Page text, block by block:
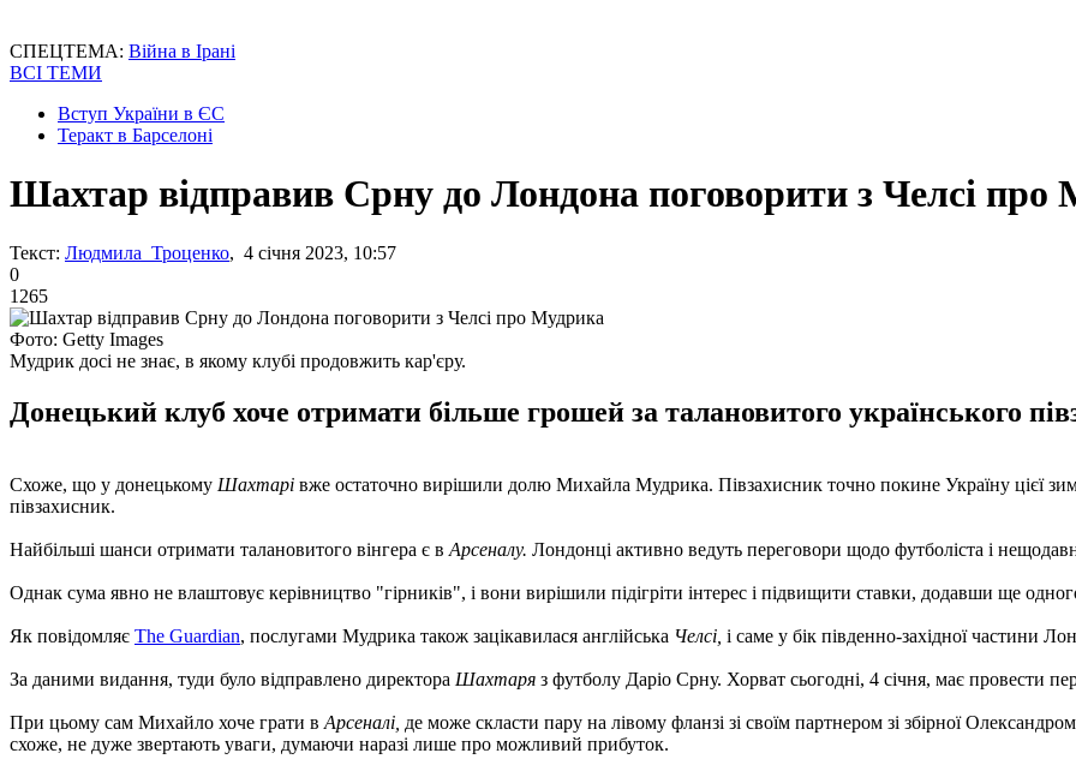
СПЕЦТЕМА: Війна в Ірані
ВСІ ТЕМИ
Вступ України в ЄС
Теракт в Барселоні
Шахтар відправив Срну до Лондона поговорити з Челсі про
Текст: Людмила Троценко, 4 січня 2023, 10:57
0
1265
Фото: Getty Images
Мудрик досі не знає, в якому клубі продовжить кар'єру.
Донецький клуб хоче отримати більше грошей за талановитого українського
Схоже, що у донецькому Шахтарі вже остаточно вирішили долю Михайла Мудрика. Півзахисник точно покине Україну цієї
півзахисник.
Найбільші шанси отримати талановитого вінгера є в Арсеналу. Лондонці активно ведуть переговори щодо футболіста і
Однак сума явно не влаштовує керівництво "гірників", і вони вирішили підігріти інтерес і підвищити ставки, додавши ще
Як повідомляє The Guardian, послугами Мудрика також зацікавилася англійська Челсі, і саме у бік південно-західної частини
За даними видання, туди було відправлено директора Шахтаря з футболу Даріо Срну. Хорват сьогодні, 4 січня, має провести
При цьому сам Михайло хоче грати в Арсеналі, де може скласти пару на лівому фланзі зі своїм партнером зі збірної
схоже, не дуже звертають уваги, думаючи наразі лише про можливий прибуток.